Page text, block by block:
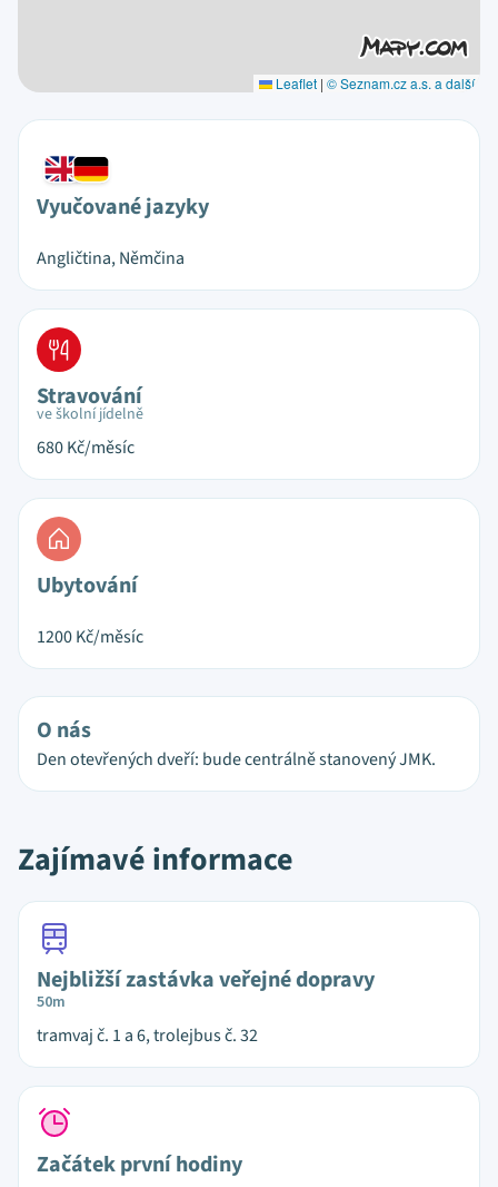
Leaflet | © Seznam.cz a.s. a další
Vyučované jazyky
Angličtina, Němčina
Stravování
ve školní jídelně
680Kč/měsíc
Ubytování
1200Kč/měsíc
O nás
Den otevřených dveří: bude centrálně stanovený JMK.
Zajímavé informace
Nejbližší zastávka veřejné dopravy
50m
tramvaj č. 1 a 6, trolejbus č. 32
Začátek první hodiny